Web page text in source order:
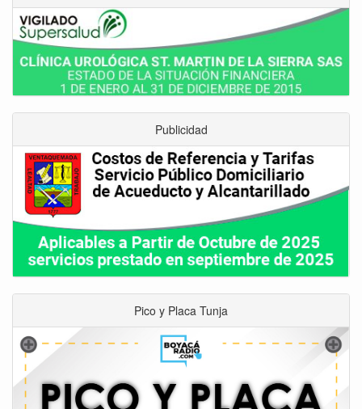
Publicidad
Pico y Placa Tunja